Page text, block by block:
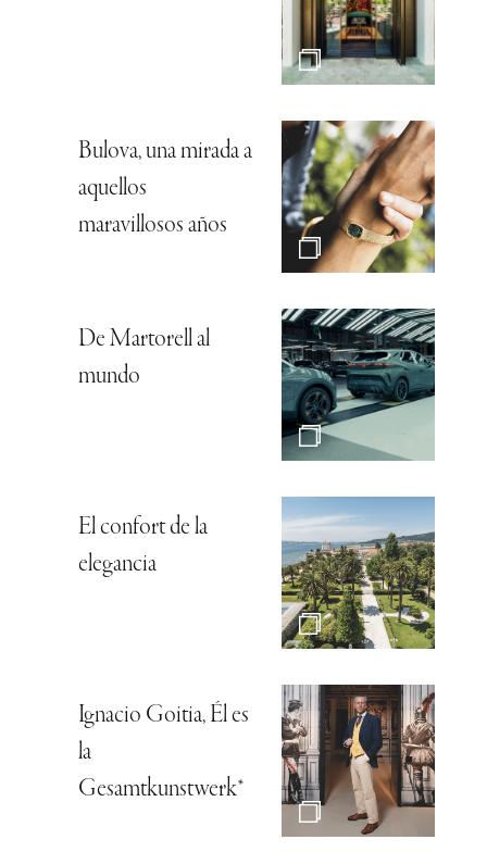
Bulova, una mirada a
aquellos
maravillosos años
De Martorell al
mundo
El confort de la
elegancia
Ignacio Goitia, Él es
la
Gesamtkunstwerk*